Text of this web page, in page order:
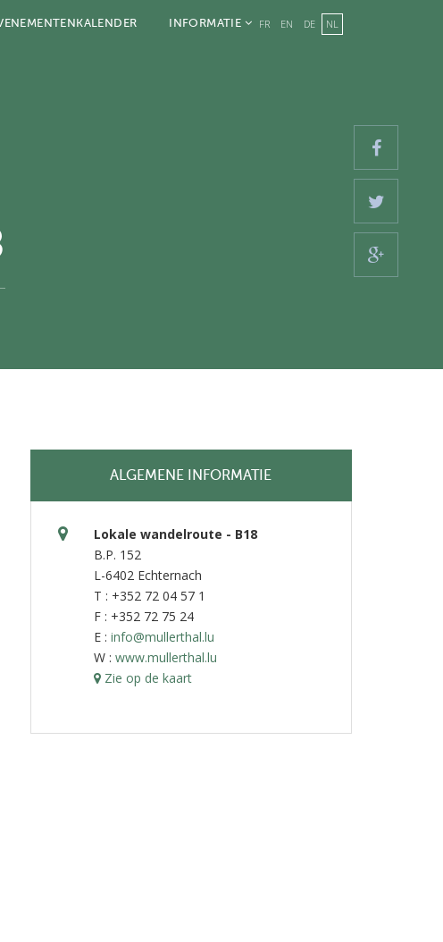
FR EN DE NL
INFORMATIE
ALGEMENE INFORMATIE
Lokale wandelroute - B18
B.P. 152
L-6402 Echternach
T : +352 72 04 57 1
F : +352 72 75 24
E : info@mullerthal.lu
W : www.mullerthal.lu
Zie op de kaart